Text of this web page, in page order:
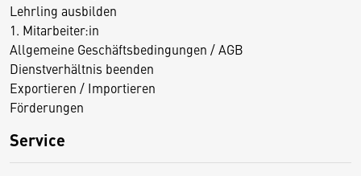
Lehrling ausbilden
1. Mitarbeiter:in
Allgemeine Geschäftsbedingungen / AGB
Dienstverhältnis beenden
Exportieren / Importieren
Förderungen
Service